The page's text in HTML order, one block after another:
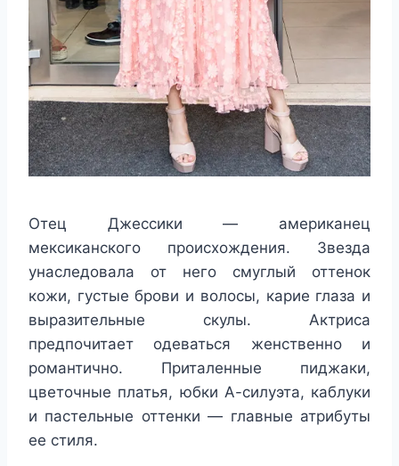
Отец Джессики — американец
мексиканского происхождения. Звезда
унаследовала от него смуглый оттенок
кожи, густые брови и волосы, карие глаза и
выразительные скулы. Актриса
предпочитает одеваться женственно и
романтично. Приталенные пиджаки,
цветочные платья, юбки А-силуэта, каблуки
и пастельные оттенки — главные атрибуты
ее стиля.